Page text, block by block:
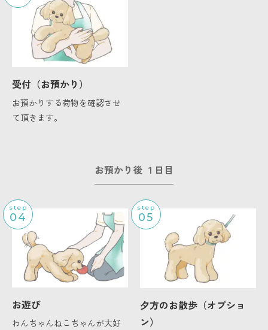
受付（お預かり）
お預かりする荷物を確認させ
て頂きます。
お預かり後 １日目
step
04
お遊び
わんちゃんねこちゃんが大好
step
05
夕方のお散歩（オプショ
ン）